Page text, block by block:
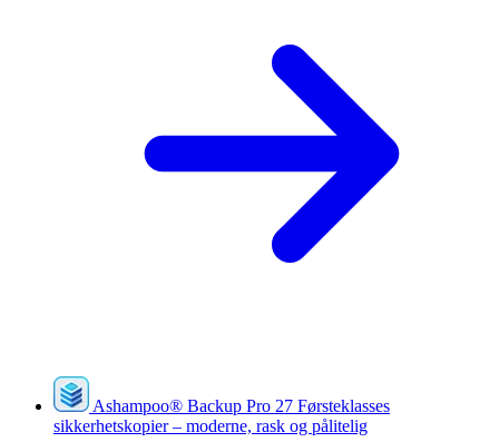
Ashampoo® Backup Pro 27 Førsteklasses
sikkerhetskopier – moderne, rask og pålitelig